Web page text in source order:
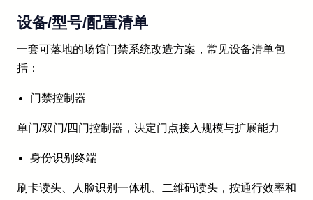
设备/型号/配置清单
一套可落地的场馆门禁系统改造方案，常见设备清单包
括：
门禁控制器
单门/双门/四门控制器，决定门点接入规模与扩展能力
身份识别终端
刷卡读头、人脸识别一体机、二维码读头，按通行效率和